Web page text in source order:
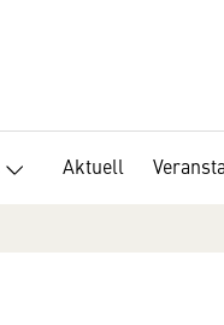
Aktuell